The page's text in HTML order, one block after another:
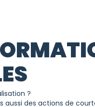
?
aussi des actions de